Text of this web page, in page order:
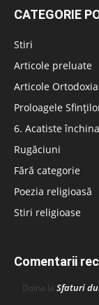
CATEGORIE
Stiri
Articole preluate
Articole
Proloagele
6. Acatiste
Rugăciuni
Fără categorie
Poezia religioasă
Stiri religioase
Comentarii
Doina la Sfaturi